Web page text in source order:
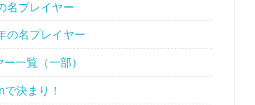
名プレイヤー
の名プレイヤー
一覧（一部）
決まり！